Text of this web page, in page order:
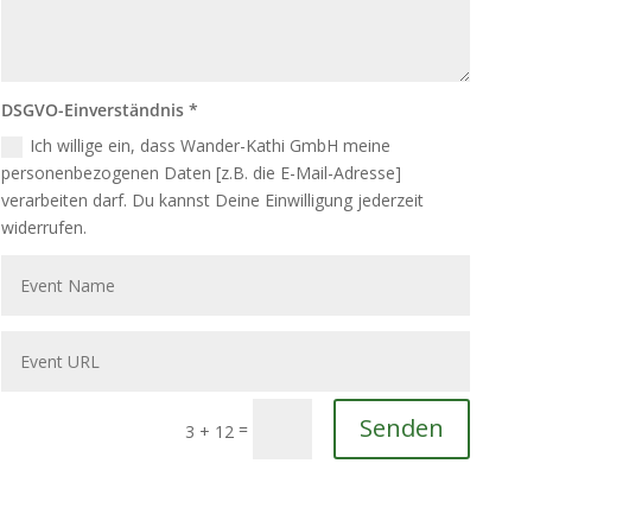
DSGVO-Einverständnis *
Ich willige ein, dass Wander-Kathi GmbH meine
personenbezogenen Daten [z.B. die E-Mail-Adresse]
verarbeiten darf. Du kannst Deine Einwilligung jederzeit
widerrufen.
3 + 12 = Senden